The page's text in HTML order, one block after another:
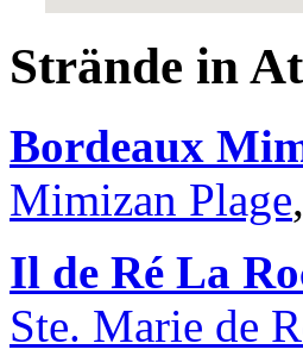
Strände in
Bordeaux
Mimizan Plage
Il de Ré La
Ste. Marie de